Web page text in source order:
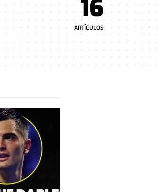
16
ARTÍCULOS